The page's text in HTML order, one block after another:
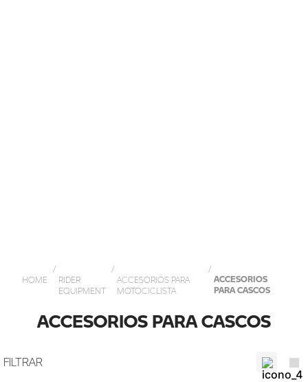
RIDER
EQUIPMENT
ACCESORIOS PARA
MOTOCICLISTA
ACCESORIOS
PARA CASCOS
ACCESORIOS PARA CASCOS